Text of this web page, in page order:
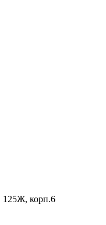
125Ж, корп.6